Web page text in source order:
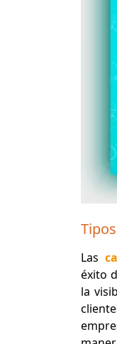
Las
éxito
la